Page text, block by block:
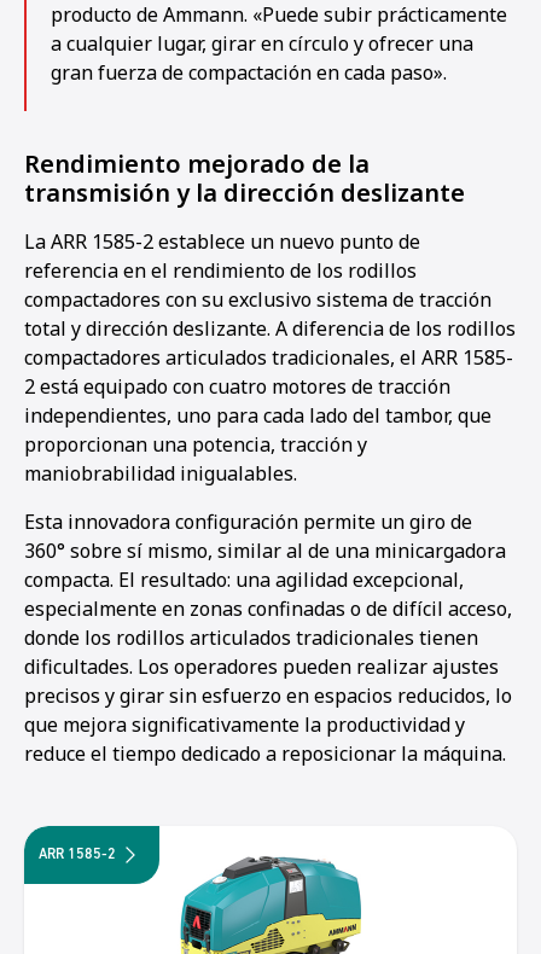
12345
producto de Ammann. «Puede subir prácticamente
a cualquier lugar, girar en círculo y ofrecer una
gran fuerza de compactación en cada paso».
Rendimiento mejorado de la
transmisión y la dirección deslizante
La ARR 1585-2 establece un nuevo punto de
referencia en el rendimiento de los rodillos
compactadores con su exclusivo sistema de tracción
total y dirección deslizante. A diferencia de los rodillos
compactadores articulados tradicionales, el ARR 1585-
2 está equipado con cuatro motores de tracción
independientes, uno para cada lado del tambor, que
proporcionan una potencia, tracción y
maniobrabilidad inigualables.
Esta innovadora configuración permite un giro de
360° sobre sí mismo, similar al de una minicargadora
compacta. El resultado: una agilidad excepcional,
especialmente en zonas confinadas o de difícil acceso,
donde los rodillos articulados tradicionales tienen
dificultades. Los operadores pueden realizar ajustes
precisos y girar sin esfuerzo en espacios reducidos, lo
que mejora significativamente la productividad y
reduce el tiempo dedicado a reposicionar la máquina.
ARR 1585-2